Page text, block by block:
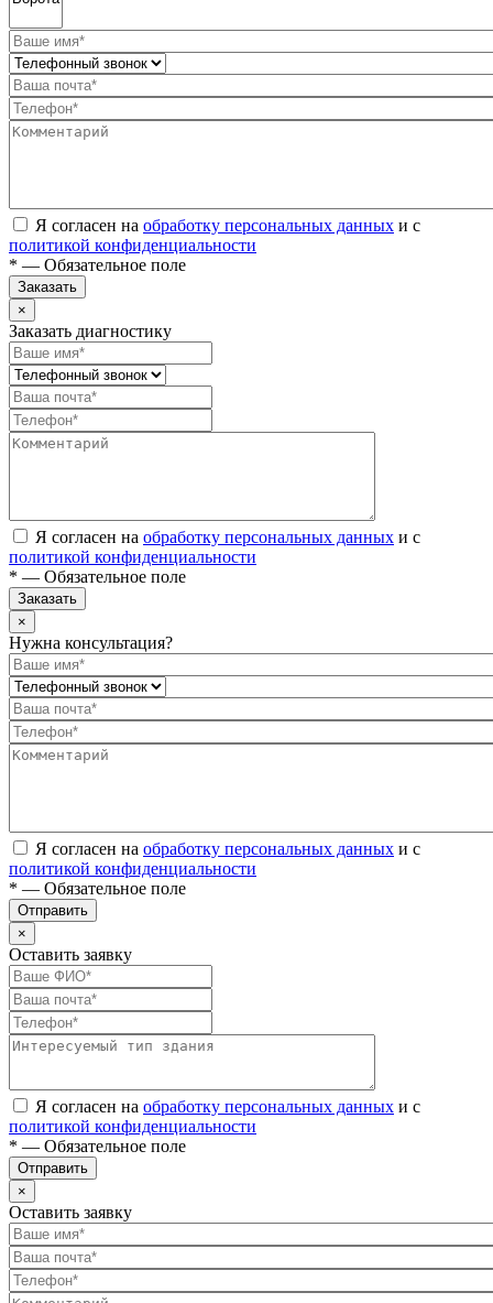
Я согласен на обработку персональных данных и с
политикой конфиденциальности
* — Обязательное поле
Заказать
×
Заказать диагностику
Я согласен на обработку персональных данных и с
политикой конфиденциальности
* — Обязательное поле
Заказать
×
Нужна консультация?
Я согласен на обработку персональных данных и с
политикой конфиденциальности
* — Обязательное поле
Отправить
×
Оставить заявку
Я согласен на обработку персональных данных и с
политикой конфиденциальности
* — Обязательное поле
Отправить
×
Оставить заявку